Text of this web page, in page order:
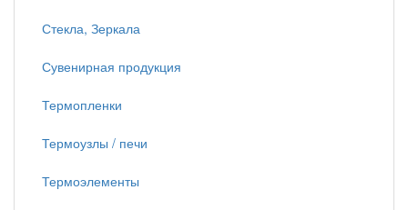
Стекла, Зеркала
Сувенирная продукция
Термопленки
Термоузлы / печи
Термоэлементы